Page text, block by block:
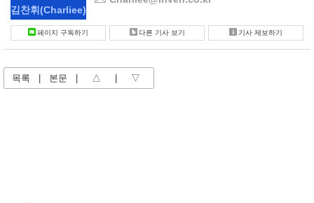
김찬휘(Charliee)
페이지 구독하기 다른 기사 보기 기사 제보하기
목록 | 본문 | △ | ▽